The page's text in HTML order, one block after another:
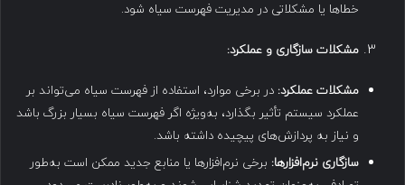
خطاها یا مشکلاتی در مدیریت فهرست سیاه شود.
مشکلات سازگاری و عملکرد:
مشکلات عملکرد: در برخی موارد، استفاده از فهرست سیاه می‌تواند بر
عملکرد سیستم تأثیر بگذارد، به‌ویژه اگر فهرست سیاه بسیار بزرگ باشد
و نیاز به پردازش‌های پیچیده داشته باشد.
سازگاری نرم‌افزارها: برخی نرم‌افزارها یا منابع جدید ممکن است به‌طور